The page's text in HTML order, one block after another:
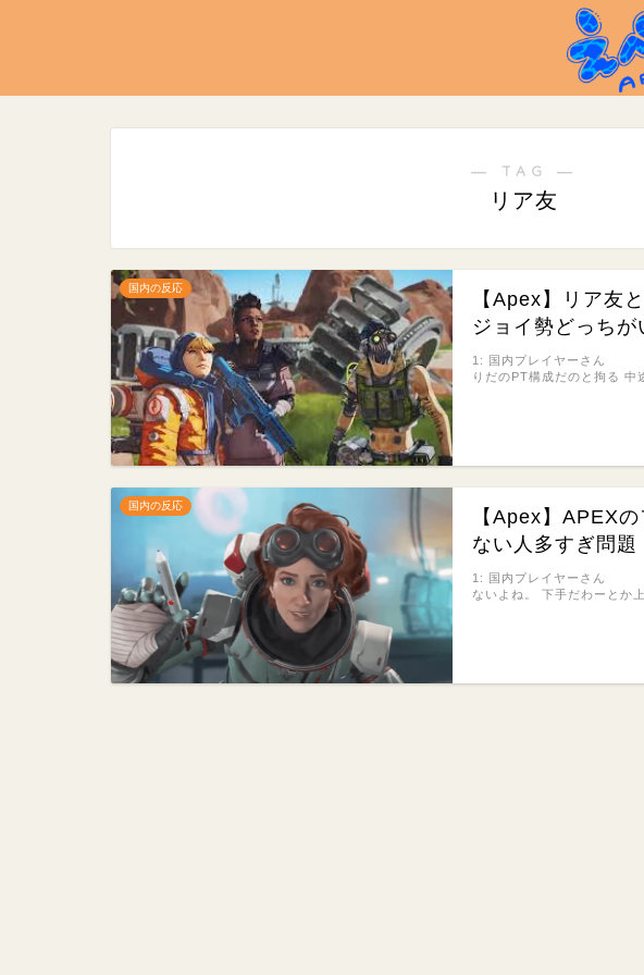
― TAG ―
リア友
国内の反応
【Apex】リア友
ジョイ勢どっち
1: 国内プレイヤーさん
りだのPT構成だのと拘る 中
国内の反応
【Apex】APEX
ない人多すぎ問題
1: 国内プレイヤーさん
ないよね。 下手だわーとか